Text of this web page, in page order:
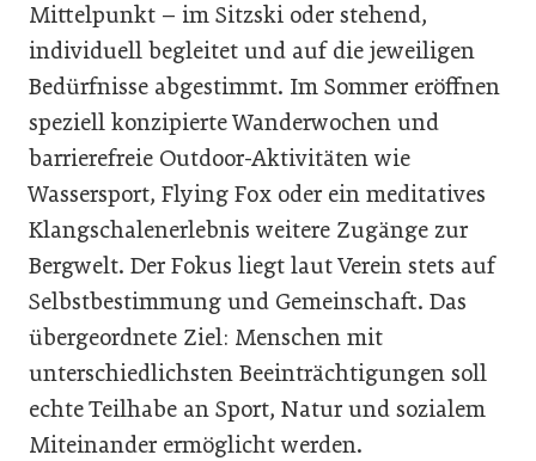
Mittelpunkt – im Sitzski oder stehend,
individuell begleitet und auf die jeweiligen
Bedürfnisse abgestimmt. Im Sommer eröffnen
speziell konzipierte Wanderwochen und
barrierefreie Outdoor-Aktivitäten wie
Wassersport, Flying Fox oder ein meditatives
Klangschalenerlebnis weitere Zugänge zur
Bergwelt. Der Fokus liegt laut Verein stets auf
Selbstbestimmung und Gemeinschaft. Das
übergeordnete Ziel: Menschen mit
unterschiedlichsten Beeinträchtigungen soll
echte Teilhabe an Sport, Natur und sozialem
Miteinander ermöglicht werden.